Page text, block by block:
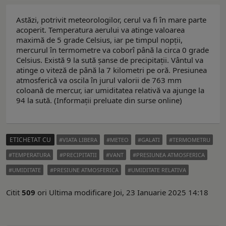
Astăzi, potrivit meteorologilor, cerul va fi în mare parte
acoperit. Temperatura aerului va atinge valoarea
maximă de 5 grade Celsius, iar pe timpul nopții,
mercurul în termometre va coborî până la circa 0 grade
Celsius. Există 9 la sută șanse de precipitații. Vântul va
atinge o viteză de până la 7 kilometri pe oră. Presiunea
atmosferică va oscila în jurul valorii de 763 mm
coloană de mercur, iar umiditatea relativă va ajunge la
94 la sută. (Informaţii preluate din surse online)
ETICHETAT CU VIATA LIBERA METEO GALATI
TERMOMETRU
TEMPERATURA
PRECIPITATII VANT
PRESIUNEA ATMOSFERICA
UMIDITATE
PRESIUNE ATMOSFERICA UMIDITATE RELATIVA
Citit 509 ori Ultima modificare Joi, 23 Ianuarie 2025 14:18